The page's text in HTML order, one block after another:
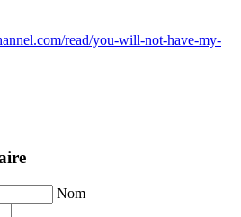
read/you-will-not-have-my-
Nom